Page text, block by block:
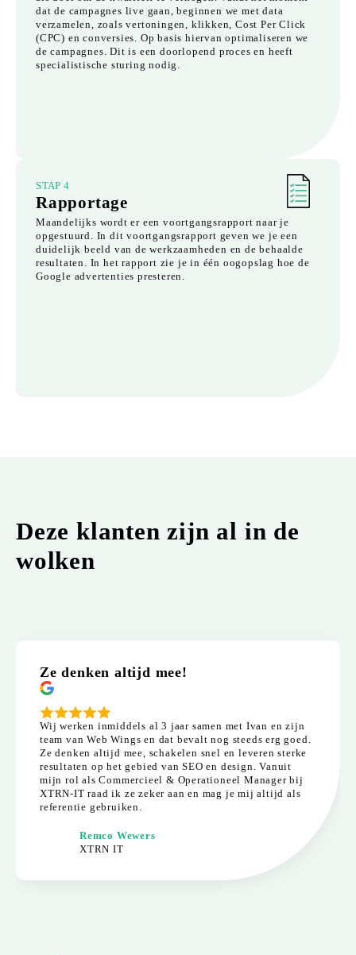
dat de campagnes live gaan, beginnen we met data
verzamelen, zoals vertoningen, klikken, Cost Per Click
(CPC) en conversies. Op basis hiervan optimaliseren we
de campagnes. Dit is een doorlopend proces en heeft
specialistische sturing nodig.
STAP 4
Rapportage
Maandelijks wordt er een voortgangsrapport naar je
opgestuurd. In dit voortgangsrapport geven we je een
duidelijk beeld van de werkzaamheden en de behaalde
resultaten. In het rapport zie je in één oogopslag hoe de
Google advertenties presteren.
Deze klanten zijn al in de
wolken
Ze denken altijd mee!
Wij werken inmiddels al 3 jaar samen met Ivan en zijn
team van Web Wings en dat bevalt nog steeds erg goed.
Ze denken altijd mee, schakelen snel en leveren sterke
resultaten op het gebied van SEO en design. Vanuit
mijn rol als Commercieel & Operationeel Manager bij
XTRN-IT raad ik ze zeker aan en mag je mij altijd als
referentie gebruiken.
Remco Wewers
XTRN IT